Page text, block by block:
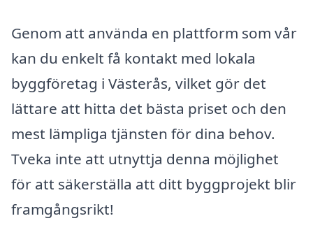
Genom att använda en plattform som vår
kan du enkelt få kontakt med lokala
byggföretag i Västerås, vilket gör det
lättare att hitta det bästa priset och den
mest lämpliga tjänsten för dina behov.
Tveka inte att utnyttja denna möjlighet
för att säkerställa att ditt byggprojekt blir
framgångsrikt!